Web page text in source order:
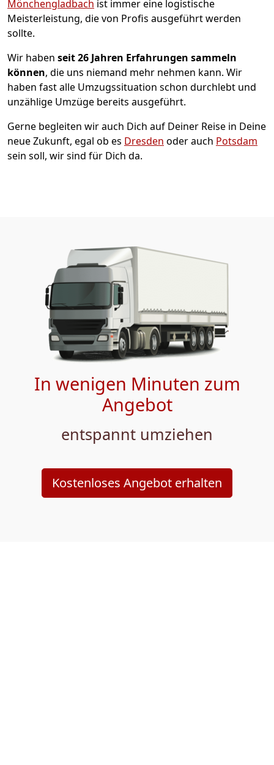
Mönchen­gladbach ist immer eine logistische
Meisterleistung, die von Profis ausgeführt werden
sollte.
Wir haben seit26 Jahren Erfahrungen sammeln
können, die uns niemand mehr nehmen kann. Wir
haben fast alle Umzugssituation schon durchlebt und
unzählige Umzüge bereits ausgeführt.
Gerne begleiten wir auch Dich auf Deiner Reise in Deine
neue Zukunft, egal ob es Dresden oder auch Potsdam
sein soll, wir sind für Dich da.
In wenigen Minuten zum
Angebot
entspannt umziehen
Kostenloses Angebot erhalten